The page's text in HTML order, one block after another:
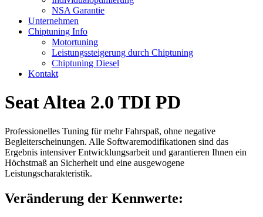
NSA Garantie
Unternehmen
Chiptuning Info
Motortuning
Leistungssteigerung durch Chiptuning
Chiptuning Diesel
Kontakt
Seat Altea 2.0 TDI PD
Professionelles Tuning für mehr Fahrspaß, ohne negative
Begleiterscheinungen. Alle Softwaremodifikationen sind das
Ergebnis intensiver Entwicklungsarbeit und garantieren Ihnen ein
Höchstmaß an Sicherheit und eine ausgewogene
Leistungscharakteristik.
Veränderung der Kennwerte: